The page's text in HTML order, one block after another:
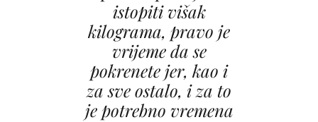
istopiti višak
kilograma, pravo je
vrijeme da se
pokrenete jer, kao i
za sve ostalo, i za to
je potrebno vremena